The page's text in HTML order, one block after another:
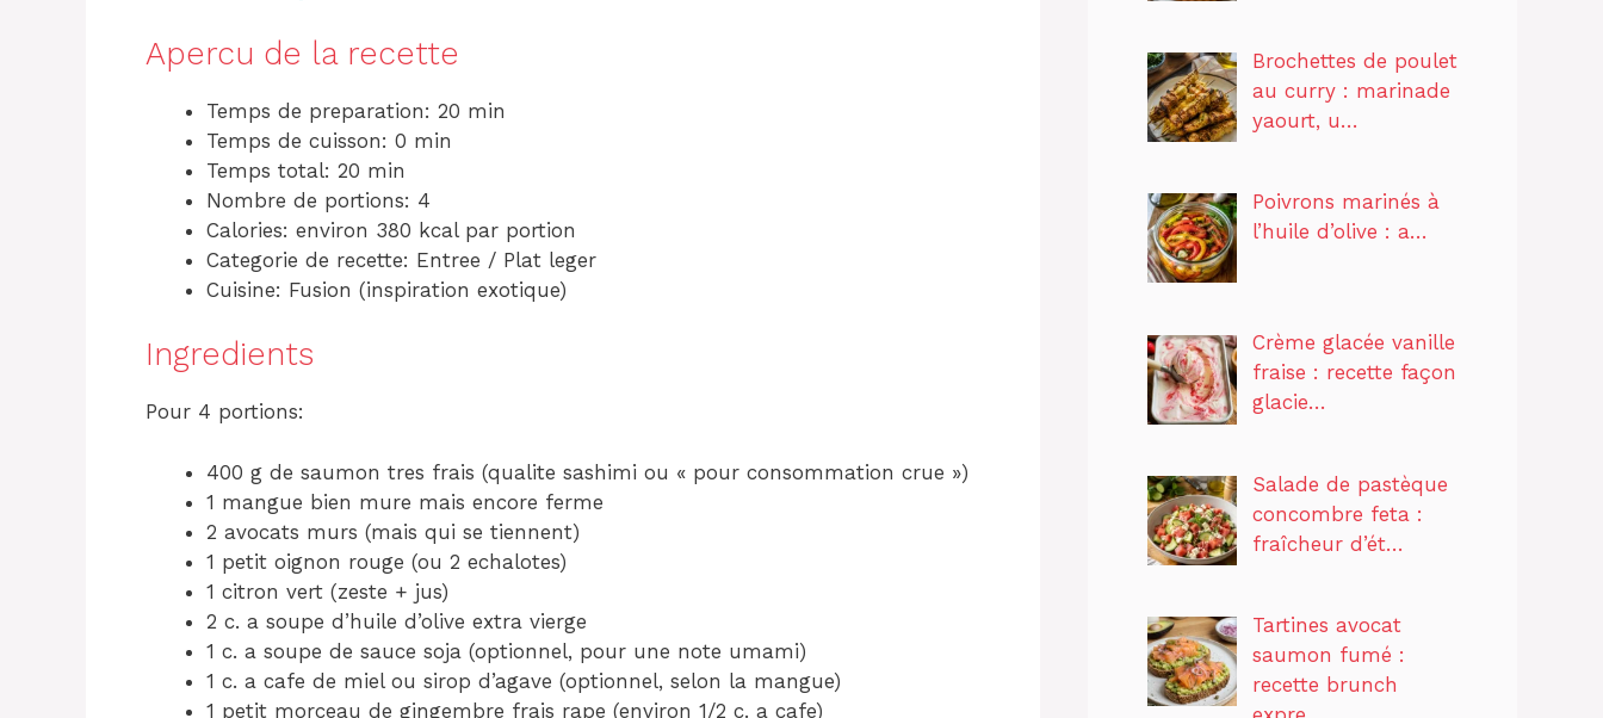
Apercu de la recette
Temps de preparation: 20 min
Temps de cuisson: 0 min
Temps total: 20 min
Nombre de portions: 4
Calories: environ 380 kcal par portion
Categorie de recette: Entree / Plat leger
Cuisine: Fusion (inspiration exotique)
Ingredients
Pour 4 portions:
400 g de saumon tres frais (qualite sashimi ou « pour consommation crue »)
1 mangue bien mure mais encore ferme
2 avocats murs (mais qui se tiennent)
1 petit oignon rouge (ou 2 echalotes)
1 citron vert (zeste + jus)
2 c. a soupe d’huile d’olive extra vierge
1 c. a soupe de sauce soja (optionnel, pour une note umami)
1 c. a cafe de miel ou sirop d’agave (optionnel, selon la mangue)
1 petit morceau de gingembre frais rape (environ 1/2 c. a cafe)
Brochettes de poulet
au curry : marinade
yaourt, u…
Poivrons marinés à
l’huile d’olive : a…
Crème glacée vanille
fraise : recette façon
glacie…
Salade de pastèque
concombre feta :
fraîcheur d’ét…
Tartines avocat
saumon fumé :
recette brunch